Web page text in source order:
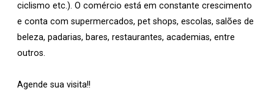
ciclismo etc.). O comércio está em constante crescimento
e conta com supermercados, pet shops, escolas, salões de
beleza, padarias, bares, restaurantes, academias, entre
outros.
Agende sua visita!!